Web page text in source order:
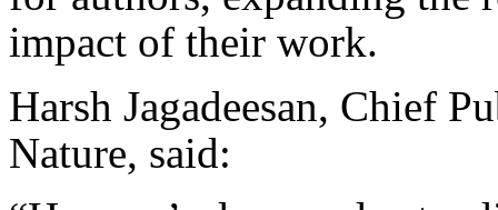
impact of their work.
Harsh Jagadeesan, Chief
Nature, said: